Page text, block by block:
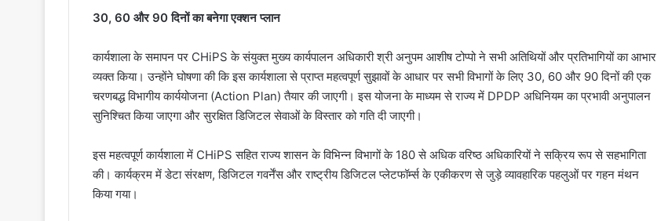
​30, 60 और 90 दिनों का बनेगा एक्शन प्लान
कार्यशाला के समापन पर CHiPS के संयुक्त मुख्य कार्यपालन अधिकारी श्री अनुपम आशीष टोप्पो ने सभी अतिथियों और प्रतिभागियों का आभार
व्यक्त किया। उन्होंने घोषणा की कि इस कार्यशाला से प्राप्त महत्वपूर्ण सुझावों के आधार पर सभी विभागों के लिए 30, 60 और 90 दिनों की एक
चरणबद्ध विभागीय कार्ययोजना (Action Plan) तैयार की जाएगी। इस योजना के माध्यम से राज्य में DPDP अधिनियम का प्रभावी अनुपालन
सुनिश्चित किया जाएगा और सुरक्षित डिजिटल सेवाओं के विस्तार को गति दी जाएगी।
इस महत्वपूर्ण कार्यशाला में CHiPS सहित राज्य शासन के विभिन्न विभागों के 180 से अधिक वरिष्ठ अधिकारियों ने सक्रिय रूप से सहभागिता
की। कार्यक्रम में डेटा संरक्षण, डिजिटल गवर्नेंस और राष्ट्रीय डिजिटल प्लेटफॉर्म्स के एकीकरण से जुड़े व्यावहारिक पहलुओं पर गहन मंथन
किया गया।